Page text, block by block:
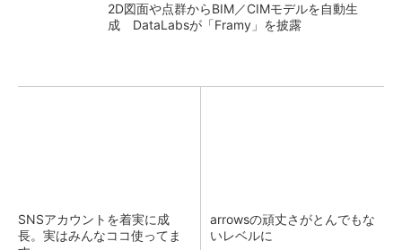
2D図面や点群からBIM／CIMモデルを自動生
成 DataLabsが「Framy」を披露
SNSアカウントを着実に成
長。実はみんなココ使ってま
arrowsの頑丈さがとんでもな
いレベルに